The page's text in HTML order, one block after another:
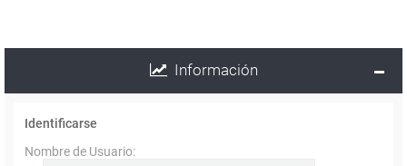
Información
Identificarse
Nombre de Usuario: